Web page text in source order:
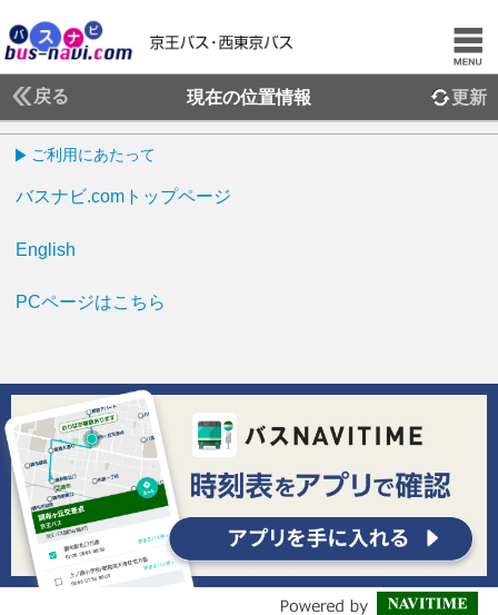
戻る 現在の位置情報 更新
ご利用にあたって
バスナビ.comトップページ
English
PCページはこちら